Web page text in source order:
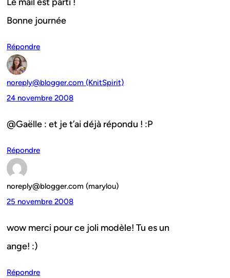
Le mail est parti !
Bonne journée
Répondre
noreply@blogger.com (KnitSpirit)
24 novembre 2008
@Gaëlle : et je t’ai déjà répondu ! :P
Répondre
noreply@blogger.com (marylou)
25 novembre 2008
wow merci pour ce joli modèle! Tu es un
ange! :)
Répondre